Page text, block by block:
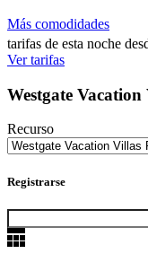
Más comodidades
tarifas de esta noche
Ver tarifas
Westgate
Recurso
Registrarse